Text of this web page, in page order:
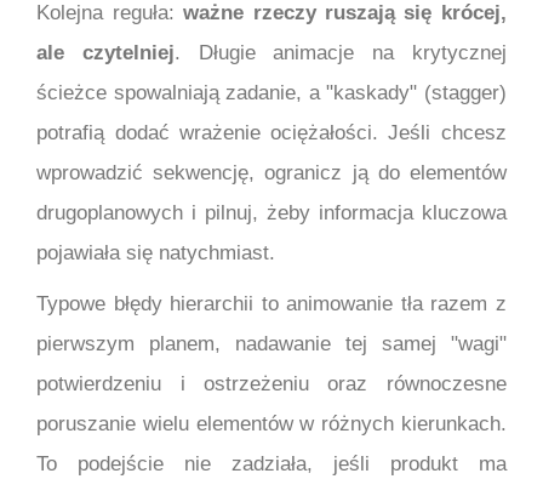
Kolejna reguła:ważne rzeczy ruszają się krócej,
ale czytelniej. Długie animacje na krytycznej
ścieżce spowalniają zadanie, a "kaskady" (stagger)
potrafią dodać wrażenie ociężałości. Jeśli chcesz
wprowadzić sekwencję, ogranicz ją do elementów
drugoplanowych i pilnuj, żeby informacja kluczowa
pojawiała się natychmiast.
Typowe błędy hierarchii to animowanie tła razem z
pierwszym planem, nadawanie tej samej "wagi"
potwierdzeniu i ostrzeżeniu oraz równoczesne
poruszanie wielu elementów w różnych kierunkach.
To podejście nie zadziała, jeśli produkt ma